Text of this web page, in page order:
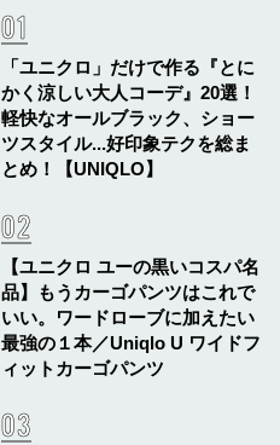
「ユニクロ」だけで作る『とに
かく涼しい大人コーデ』20選！
軽快なオールブラック、ショー
ツスタイル...好印象テクを総ま
とめ！【UNIQLO】
【ユニクロ ユーの黒いコスパ名
品】もうカーゴパンツはこれで
いい。ワードローブに加えたい
最強の１本／Uniqlo U ワイドフ
ィットカーゴパンツ